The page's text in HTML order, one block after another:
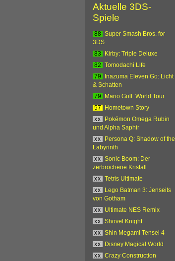
Aktuelle 3DS-
Spiele
88 Super Smash Bros. for
3DS
83
Kirby: Triple Deluxe
82
Tomodachi Life
79
Inazuma Eleven Go: Licht
& Schatten
79
Mario Golf: World Tour
57
Hometown Story
xx
Pokémon Omega Rubin
und Alpha Saphir
xx
Persona Q: Shadow of the
Labyrinth
xx
Sonic Boom: Der
zerbrochene Kristall
xx
Tetris Ultimate
xx
Lego Batman 3: Jenseits
von Gotham
xx
Ultimate NES Remix
xx
Shovel Knight
xx
Shin Megami Tensei 4
xx
Disney Magical World
xx
Crazy Construction